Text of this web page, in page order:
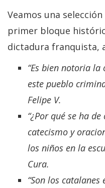
Veamos una
primer bloque
dictadura franquista,
“Es bien notoria
este pueblo
Felipe V.
“¿Por qué se ha
catecismo y
los niños en la
Cura.
“Son los